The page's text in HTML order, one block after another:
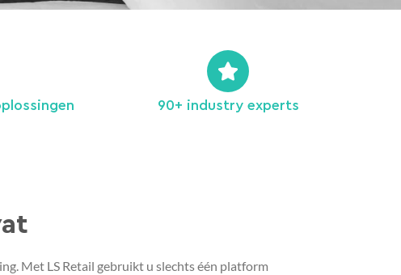
90+ industry experts
Met LS Retail gebruikt u slechts één platform